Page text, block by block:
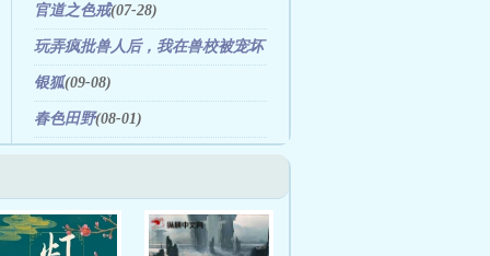
官道之色戒(07-28)
玩弄疯批兽人后，我在兽校被宠坏
(08-06)
银狐(09-08)
春色田野(08-01)